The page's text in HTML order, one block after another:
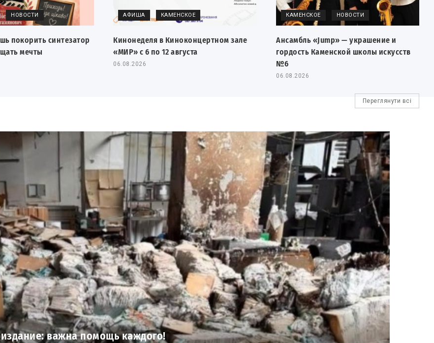
НОВОСТИ
покорить синтезатор
мечты
АФИША КАМЕНСКОЕ
Кинонеделя в Киноконцертном зале
«МИР» с 6 по 12 августа
06.08.2026
КАМЕНСКОЕ НОВОСТИ
Ансамбль «Jump» — украшение и
гордость Каменской школы искусств
№6
06.08.2026
Переглянути всі
важна помощь каждого!